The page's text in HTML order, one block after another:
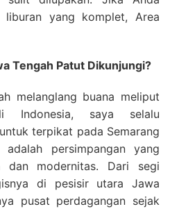
liburan yang komplet, Area
Tengah Patut Dikunjungi?
melanglang buana meliput
Indonesia, saya selalu
terpikat pada Semarang
persimpangan yang
dan modernitas. Dari segi
di pesisir utara Jawa
pusat perdagangan sejak